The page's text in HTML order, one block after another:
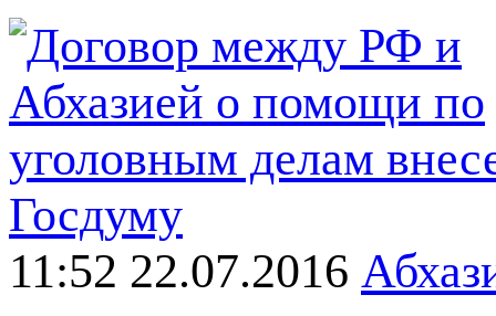
11:52 22.07.2016